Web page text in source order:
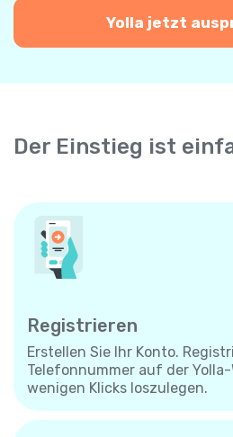
Yolla jetzt
Der Einstieg ist
Registrieren
Erstellen Sie Ihr Konto.
Telefonnummer auf der
wenigen Klicks loszulegen.